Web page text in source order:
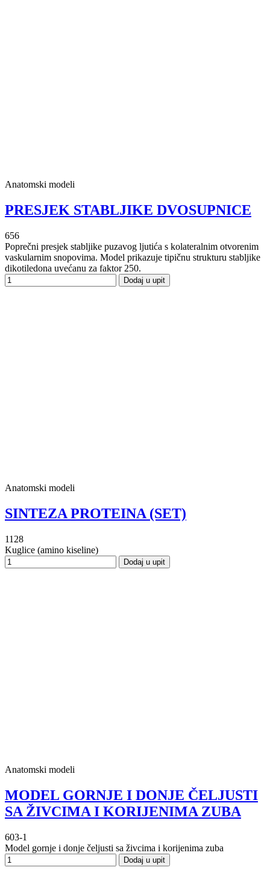
Anatomski modeli
PRESJEK STABLJIKE DVOSUPNICE
656
Poprečni presjek stabljike puzavog ljutića s kolateralnim otvorenim
vaskularnim snopovima. Model prikazuje tipičnu strukturu stabljike
dikotiledona uvećanu za faktor 250.
Dodaj u upit
Anatomski modeli
SINTEZA PROTEINA (SET)
1128
Kuglice (amino kiseline)
Dodaj u upit
Anatomski modeli
MODEL GORNJE I DONJE ČELJUSTI
SA ŽIVCIMA I KORIJENIMA ZUBA
603-1
Model gornje i donje čeljusti sa živcima i korijenima zuba
Dodaj u upit